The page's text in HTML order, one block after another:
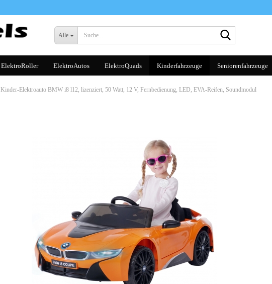
Alle
ElektroRoller ElektroAutos ElektroQuads Kinderfahrzeuge Seniorenfahrzeuge
Kinder-Elektroauto BMW i8 l12, lizenziert, 50 Watt, 12 V, Fernbedienung, LED, EVA-Reifen, Soundmodul